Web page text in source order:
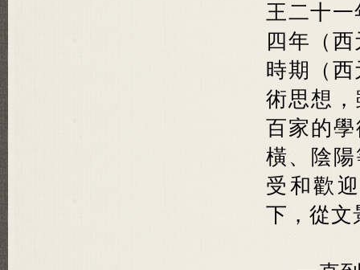
王二十
四年（
時期（
術思想
百家的
橫、陰
受和歡
下，從文